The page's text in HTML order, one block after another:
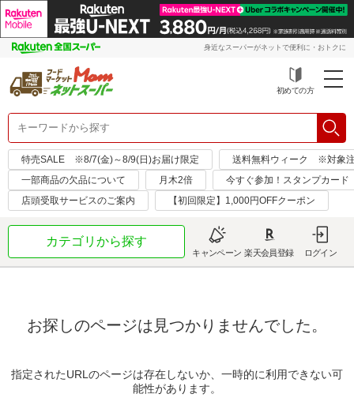
身近なスーパーがネットで便利に・おトクに
初めての方
特売SALE ※8/7(金)～8/9(日)お届け限定
送料無料ウィーク ※対象
一部商品の欠品について
月木2倍
今すぐ参加！スタンプカード
店頭受取サービスのご案内
【初回限定】1,000円OFFクーポン
カテゴリから探す
キャンペーン 楽天会員登録 ログイン
お探しのページは見つかりませんでした。
指定されたURLのページは存在しないか、一時的に利用できない可
能性があります。